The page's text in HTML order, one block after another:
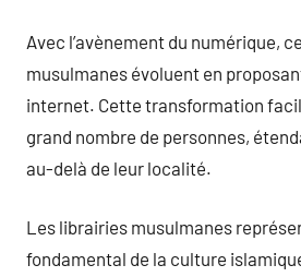
Avec l’avènement du numérique,
musulmanes évoluent en
internet. Cette transformation
grand nombre de personnes,
au-delà de leur localité.
Les librairies musulmanes
fondamental de la culture